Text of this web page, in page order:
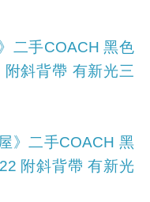
二手COACH 黑色
斜背帶 有新光三
》二手COACH 黑
附斜背帶 有新光